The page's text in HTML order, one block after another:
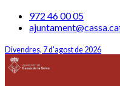
972 46 00 05
Divendres, 7 d'agost de 2026